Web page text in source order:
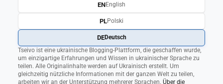
Tseivo ist eine ukrainische Blogging-Plattform, die geschaffen wurde,
um einzigartige Erfahrungen und Wissen in ukrainischer Sprache zu
teilen. Alle Originalinhalte werden auf Ukrainisch erstellt. Um
gleichzeitig nützliche Informationen mit der ganzen Welt zu teilen,
arbeiten wir an der Unterstützung mehrerer Sprachen. Über die
ENEnglish
PLPolski
DEDeutsch